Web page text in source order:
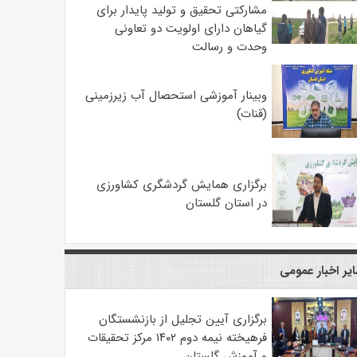
مشارکتی تحقیق و تولید پایدار برای
گیاهان دارای اولویت دو تعاونی
وحدت و رسالت
وبینار آموزشی استحصال آب زیرزمینی
(قنات)
برگزاری همایش گردشگری کشاورزی
در استان گلستان
اخبار عمومی
برگزاری آیین تجلیل از بازنشستگان
فرهیخته نیمه دوم ۱۴۰۲ مرکز تحقیقات